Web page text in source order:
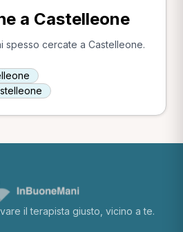
a Castelleone
spesso cercate a Castelleone.
il terapista giusto, vicino a te.